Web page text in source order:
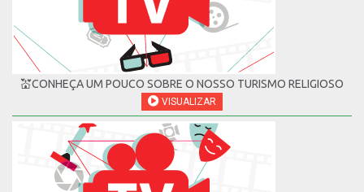
💒CONHEÇA UM POUCO SOBRE O NOSSO TURISMO RELIGIOSO
VISUALIZAR